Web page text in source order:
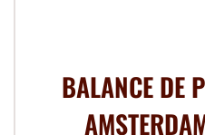
BALANCE DE